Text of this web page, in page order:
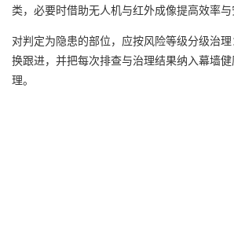
类，必要时借助无人机与红外成像提高效率与
对判定为隐患的部位，应按风险等级分级治
换跟进，并把每次排查与治理结果纳入幕墙
理。